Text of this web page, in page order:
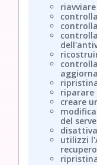
riparare
creare
del
utilizzi